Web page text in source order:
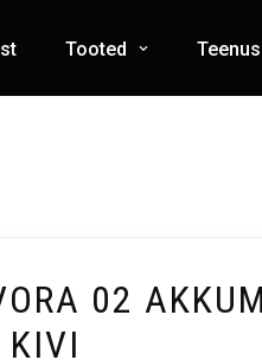
Tooted
02 AKKUM
KIVI